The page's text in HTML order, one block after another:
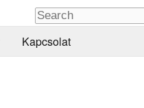
Kapcsolat